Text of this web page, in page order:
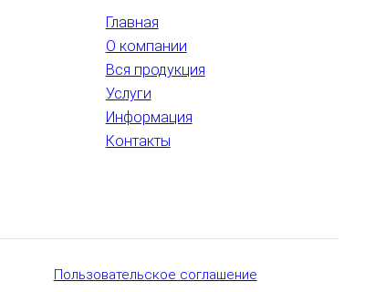
Главная
О компании
Вся продукция
Услуги
Информация
Контакты
Пользовательское соглашение